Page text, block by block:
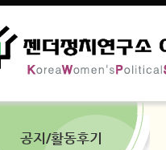
공지/활동후기